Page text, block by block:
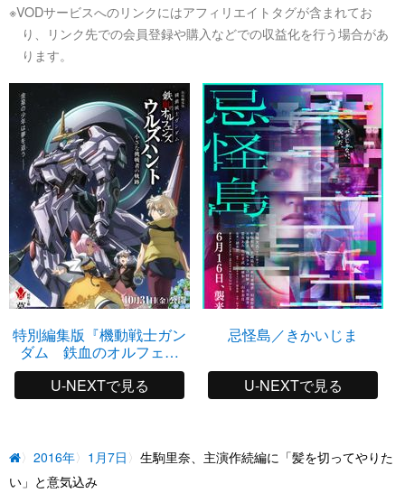
※VODサービスへのリンクにはアフィリエイトタグが含まれてお
り、リンク先での会員登録や購入などでの収益化を行う場合があ
ります。
特別編集版『機動戦士ガン
ダム 鉄血のオルフェン
ズ ウルズハント －小さ
な挑戦者の軌跡－』
U-NEXTで見る
忌怪島／きかいじま
U-NEXTで見る
2016年 1月7日
生駒里奈、主演作続編に「髪を切ってやりた
い」と意気込み